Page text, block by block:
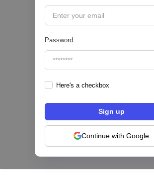
Password
Here's a checkbox
Continue with Google
Los bancos se están dividiendo
categorías frente a la IA | Mambu
August6